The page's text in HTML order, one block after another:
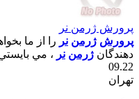
پرورش ژرمن نر
پرورش ژرمن نر را از ما
دهندگان ژرمن نر ، مي
09.22
تهران